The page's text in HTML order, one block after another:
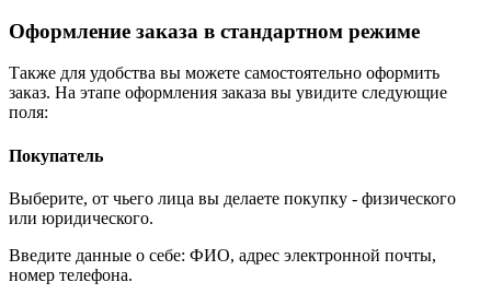
Оформление заказа в стандартном режиме
Также для удобства вы можете самостоятельно оформить
заказ. На этапе оформления заказа вы увидите следующие
поля:
Покупатель
Выберите, от чьего лица вы делаете покупку - физического
или юридического.
Введите данные о себе: ФИО, адрес электронной почты,
номер телефона.